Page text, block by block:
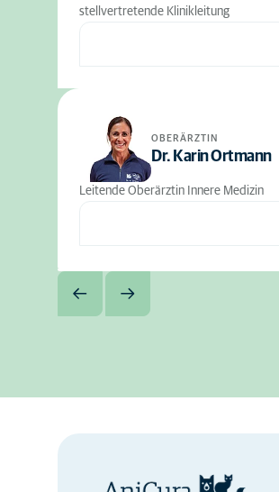
stellvertretende Klinikleitung
OBERÄRZTIN
Dr. Karin Ortmann
Leitende Oberärztin Innere Medizin